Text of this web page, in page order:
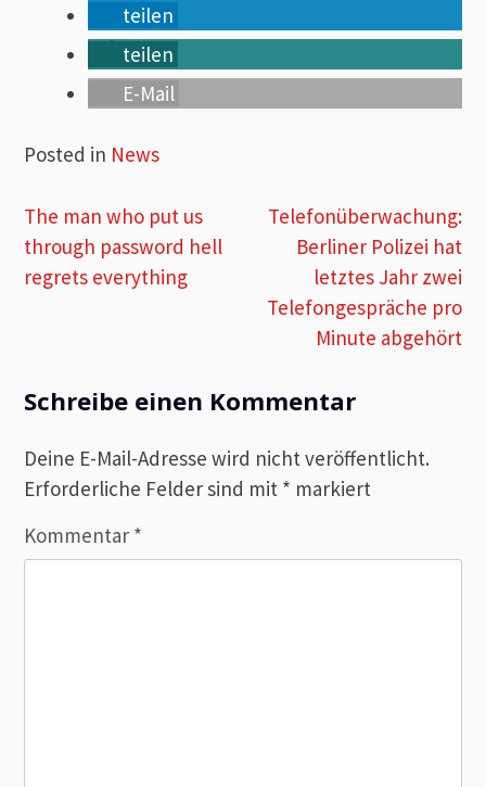
teilen
teilen
E-Mail
Posted in News
Beitragsnavigation
The man who put us
through password hell
regrets everything
Telefonüberwachung:
Berliner Polizei hat
letztes Jahr zwei
Telefongespräche pro
Minute abgehört
Schreibe einen Kommentar
Deine E-Mail-Adresse wird nicht veröffentlicht.
Erforderliche Felder sind mit * markiert
Kommentar *